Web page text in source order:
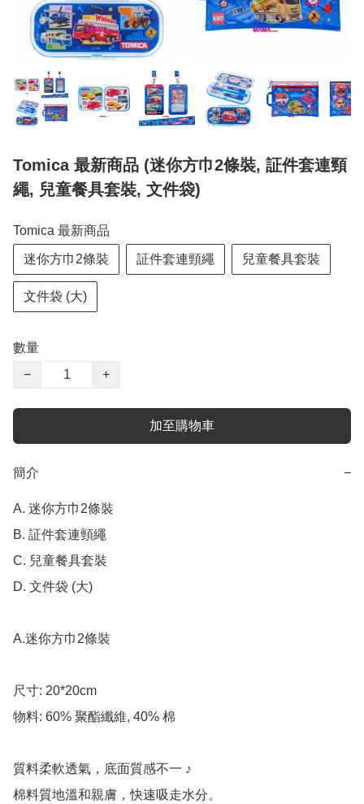
Tomica 最新商品 (迷你方巾2條裝, 証件套連頸
繩, 兒童餐具套裝, 文件袋)
Tomica 最新商品
迷你方巾2條裝 証件套連頸繩 兒童餐具套裝
文件袋 (大)
數量
−
+
加至購物車
簡介 −
A. 迷你方巾2條裝
B. 証件套連頸繩
C. 兒童餐具套裝
D. 文件袋 (大)
A.迷你方巾2條裝
尺寸: 20*20cm
物料: 60% 聚酯纖維, 40% 棉
質料柔軟透氣，底面質感不一 ♪
棉料質地溫和親膚，快速吸走水分。